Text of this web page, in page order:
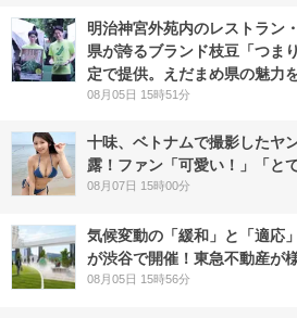
明治神宮外苑内のレストラン
県が誇るブランド枝豆「つま
定で提供。えだまめ県の魅力
08月05日 15時51分
十味、ベトナムで撮影したヤ
露！ファン「可愛い！」「と
08月07日 15時00分
気候変動の「緩和」と「適応
が渋谷で開催！東急不動産が
08月05日 15時56分